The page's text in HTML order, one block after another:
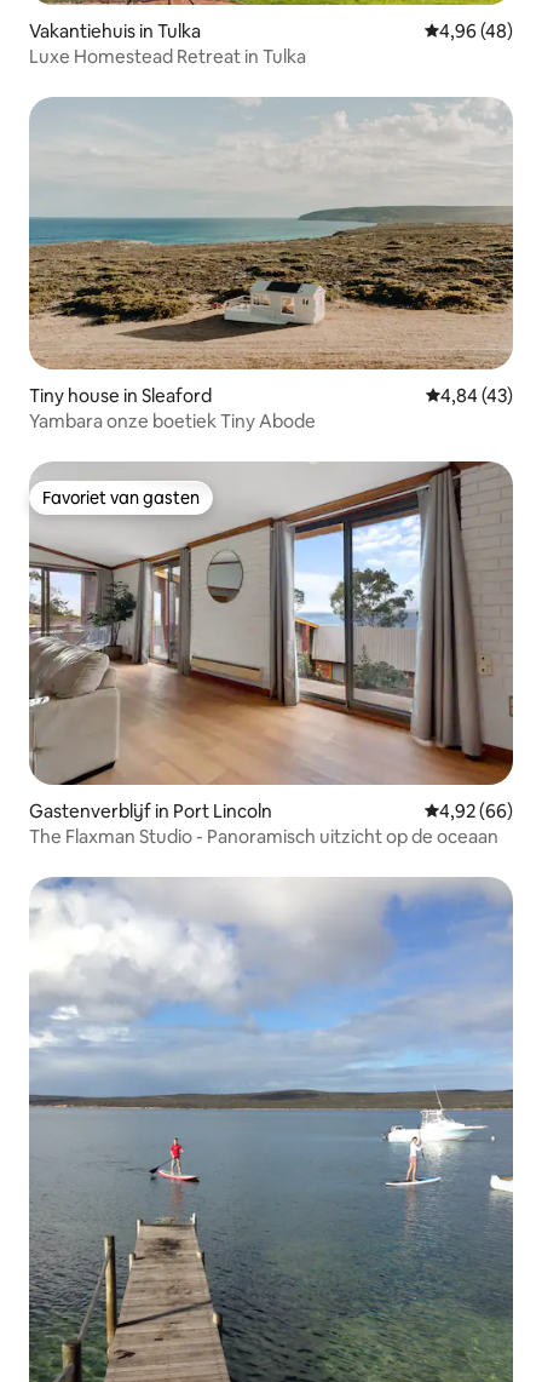
Vakantiehuis in Tulka Gemiddelde
4,96 (48)
Luxe Homestead Retreat in Tulka
Tiny house in Sleaford Gemiddelde
4,84 (43)
Yambara onze boetiek Tiny Abode
Favoriet van gasten
Favoriet van gasten
Gastenverblijf in Port Lincoln Gemiddelde
4,92 (66)
The Flaxman Studio - Panoramisch uitzicht op de oceaan